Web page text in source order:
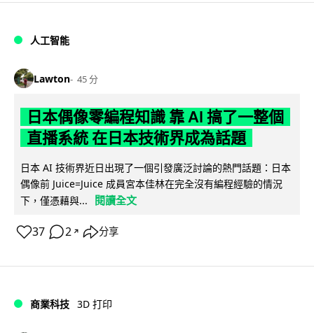
人工智能
Lawton 45 分
日本偶像零編程知識 靠 AI 搞了一整個
直播系統 在日本技術界成為話題
日本 AI 技術界近日出現了一個引發廣泛討論的熱門話題：日本
偶像前 Juice=Juice 成員宮本佳林在完全沒有編程經驗的情況
下，僅憑藉與...
閱讀全文
37 2 ↗ 分享
商業科技 3D 打印